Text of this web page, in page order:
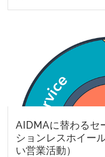
AIDMAに替わるセ
ションレスホイー
い営業活動）